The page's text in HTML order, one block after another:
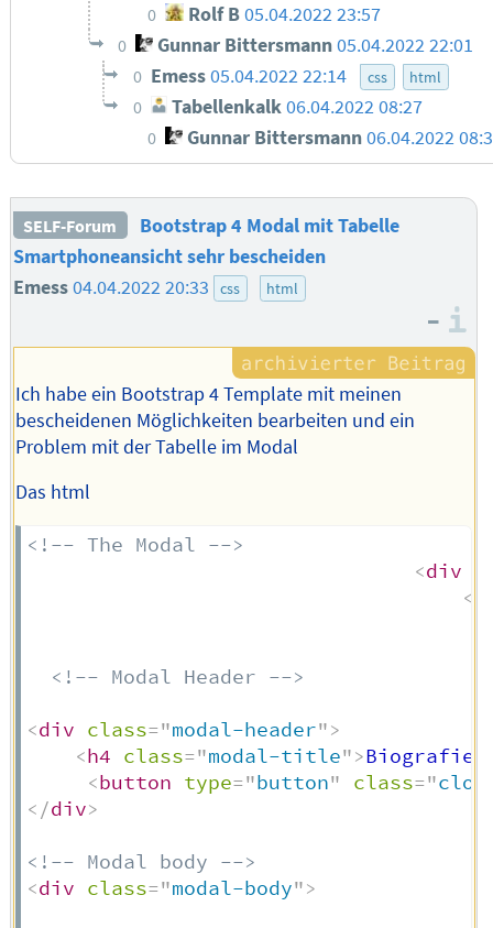
0 Rolf B05.04.2022 23:57
0 Gunnar Bittersmann05.04.2022 22:01
0 Emess05.04.2022 22:14 css html
0 Tabellenkalk06.04.2022 08:27
0 Gunnar Bittersmann 06.04.2022
SELF-Forum
Bootstrap 4 Modal mit Tabelle
Smartphoneansicht sehr bescheiden
Emess04.04.2022 20:33 css html
–
Ich habe ein Bootstrap 4 Template mit meinen
bescheidenen Möglichkeiten bearbeiten und ein
Problem mit der Tabelle im Modal
Das html
<!-- The Modal -->
<div
<
<!-- Modal Header -->
<div class="modal-header">
<h4 class="modal-title">Biografie:
<button type="button" class="
</div>
<!-- Modal body -->
<div class="modal-body">